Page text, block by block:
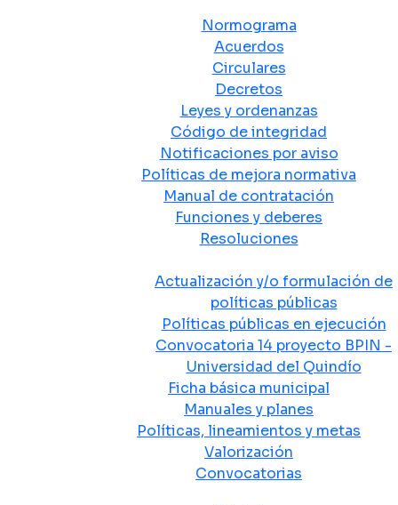
Normograma
Acuerdos
Circulares
Decretos
Leyes y ordenanzas
Código de integridad
Notificaciones por aviso
Políticas de mejora normativa
Manual de contratación
Funciones y deberes
Resoluciones
Actualización y/o formulación de
políticas públicas
Políticas públicas en ejecución
Convocatoria 14 proyecto BPIN -
Universidad del Quindío
Ficha básica municipal
Manuales y planes
Políticas, lineamientos y metas
Valorización
Convocatorias